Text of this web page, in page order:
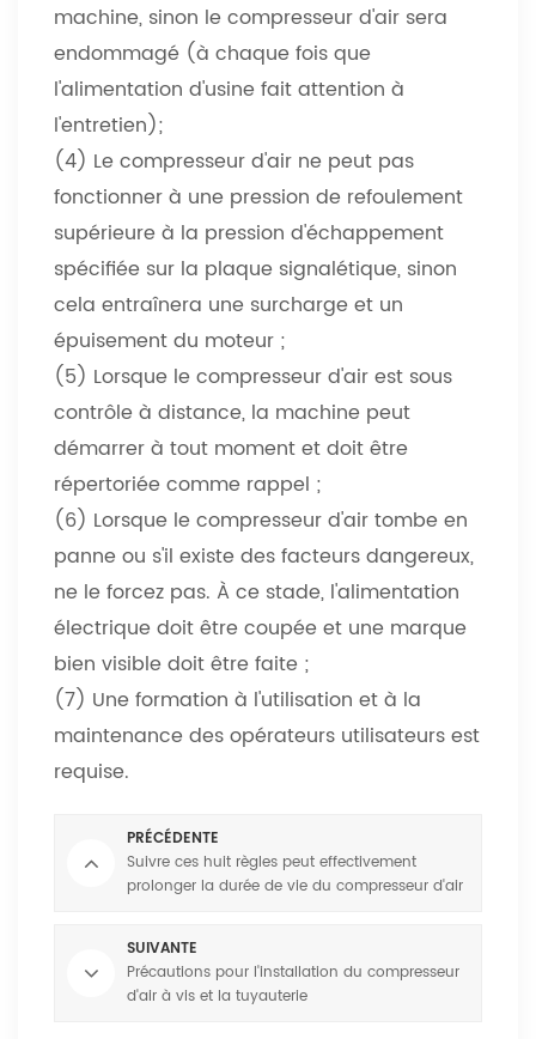
machine, sinon le compresseur d'air sera
endommagé (à chaque fois que
l'alimentation d'usine fait attention à
l'entretien);
(4) Le compresseur d'air ne peut pas
fonctionner à une pression de refoulement
supérieure à la pression d'échappement
spécifiée sur la plaque signalétique, sinon
cela entraînera une surcharge et un
épuisement du moteur ;
(5) Lorsque le compresseur d'air est sous
contrôle à distance, la machine peut
démarrer à tout moment et doit être
répertoriée comme rappel ;
(6) Lorsque le compresseur d'air tombe en
panne ou s'il existe des facteurs dangereux,
ne le forcez pas. À ce stade, l'alimentation
électrique doit être coupée et une marque
bien visible doit être faite ;
(7) Une formation à l'utilisation et à la
maintenance des opérateurs utilisateurs est
requise.
PRÉCÉDENTE
Suivre ces huit règles peut effectivement
prolonger la durée de vie du compresseur d'air
SUIVANTE
Précautions pour l'installation du compresseur
d'air à vis et la tuyauterie